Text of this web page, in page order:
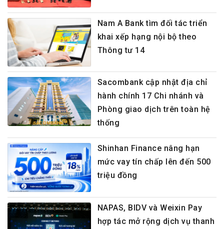
Nam A Bank tìm đối tác triển
khai xếp hạng nội bộ theo
Thông tư 14
Sacombank cập nhật địa chỉ
hành chính 17 Chi nhánh và
Phòng giao dịch trên toàn hệ
thống
Shinhan Finance nâng hạn
mức vay tín chấp lên đến 500
triệu đồng
NAPAS, BIDV và Weixin Pay
hợp tác mở rộng dịch vụ thanh